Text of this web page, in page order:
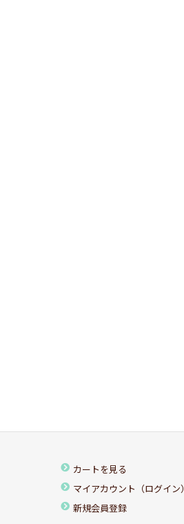
カートを見る
マイアカウント（ログイン）
新規会員登録